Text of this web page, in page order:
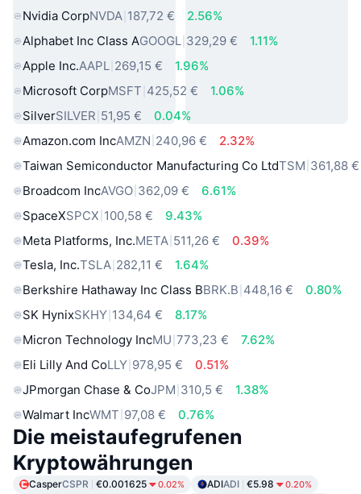
Nvidia CorpNVDA 187,72 €
2.56%
Alphabet Inc Class AGOOGL 329,29 €
1.11%
Apple Inc.AAPL 269,15 €
1.96%
Microsoft CorpMSFT 425,52 €
1.06%
SilverSILVER 51,95 €
0.04%
Amazon.com IncAMZN 240,96 €
2.32%
Taiwan Semiconductor Manufacturing Co LtdTSM 361,88 €
Broadcom IncAVGO 362,09 €
6.61%
SpaceXSPCX 100,58 €
9.43%
Meta Platforms, Inc.META 511,26 €
0.39%
Tesla, Inc.TSLA 282,11 €
1.64%
Berkshire Hathaway Inc Class BBRK.B 448,16 €
0.80%
SK HynixSKHY 134,64 €
8.17%
Micron Technology IncMU 773,23 €
7.62%
Eli Lilly And CoLLY 978,95 €
0.51%
JPmorgan Chase & CoJPM 310,5 €
1.38%
Walmart IncWMT 97,08 € 0.76%
Die meistaufegrufenen
Kryptowährungen
CasperCSPR €0.001625 0.02% ADIADI €5.98 0.20%